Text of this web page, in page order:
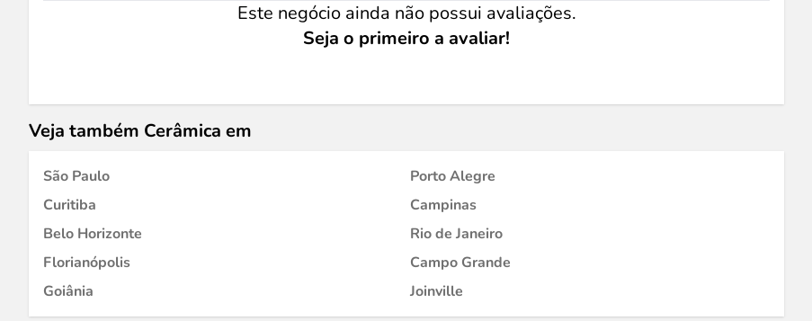
Este negócio ainda não possui avaliações.
Seja o primeiro a avaliar!
Veja também Cerâmica em
São Paulo
Porto Alegre
Curitiba
Campinas
Belo Horizonte
Rio de Janeiro
Florianópolis
Campo Grande
Goiânia
Joinville